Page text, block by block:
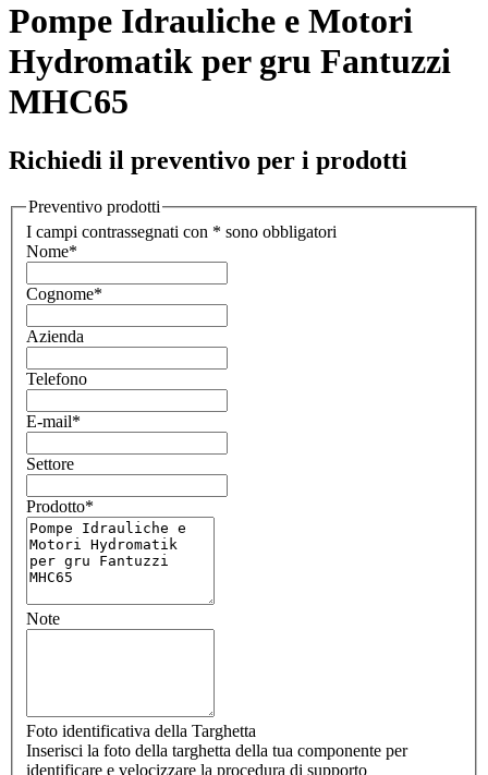
Pompe Idrauliche e Motori
Hydromatik per gru Fantuzzi
MHC65
Richiedi il preventivo per i prodotti
Preventivo prodotti
I campi contrassegnati con * sono obbligatori
Nome*
Cognome*
Azienda
Telefono
E-mail*
Settore
Prodotto*
Note
Foto identificativa della Targhetta
Inserisci la foto della targhetta della tua componente per
identificare e velocizzare la procedura di supporto